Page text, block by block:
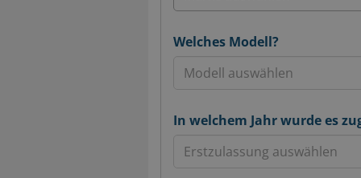
Welches Modell?
In welchem Jahr wurde es